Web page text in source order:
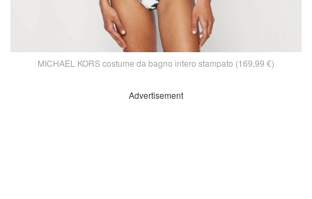
MICHAEL KORS costume da bagno intero stampato (169,99 €)
Advertisement